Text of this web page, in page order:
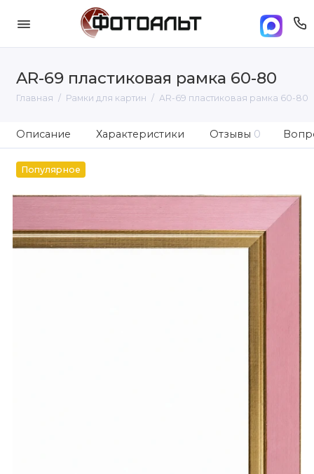
AR-69 пластиковая рамка 60-80
Главная Рамки для картин AR-69 пластиковая рамка 60-80
Описание Характеристики Отзывы 0
Популярное